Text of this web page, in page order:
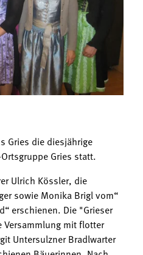
Gries die diesjährige
Gries statt.
Ulrich Kössler, die
sowie Monika Brigl vom“
erschienen. Die "Grieser
Versammlung mit flotter
Untersulzner Bradlwarter